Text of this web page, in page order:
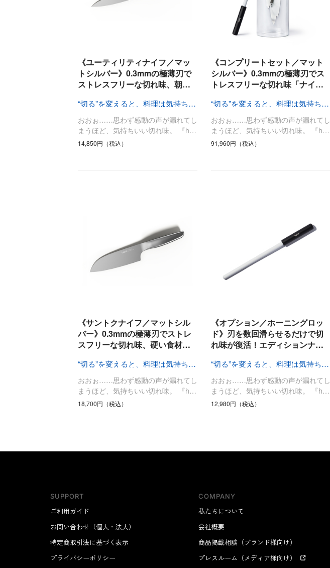
《ユーティリティナイフ／マッ
トシルバー》0.3mmの極薄刃で
ストレスフリーな切れ味、朝…
“切る”を変えると、料理は気持ちいい
おおぉ……思わず感動の声が漏れてし
まうほど、気持ちいい切れ味。 『h…
14,850円（税込）
《コンプリートセット／マット
シルバー》0.3mmの極薄刃でス
トレスフリーな切れ味「ナイ…
“切る”を変えると、料理は気持ちいい
おおぉ……思わず感動の声が漏れてし
まうほど、気持ちいい切れ味。 『h…
91,960円（税込）
《サントクナイフ／マットシル
バー》0.3mmの極薄刃でストレ
スフリーな切れ味、硬い食材…
“切る”を変えると、料理は気持ちいい
おおぉ……思わず感動の声が漏れてし
まうほど、気持ちいい切れ味。 『h…
18,700円（税込）
《オプション／ホーニングロッ
ド》刃を数回滑らせるだけで切
れ味が復活！エディションナ…
“切る”を変えると、料理は気持ちいい
おおぉ……思わず感動の声が漏れてし
まうほど、気持ちいい切れ味。 『h…
12,980円（税込）
SUPPORT
ご利用ガイド
お問い合わせ（個人・法人）
特定商取引法に基づく表示
プライバシーポリシー
COMPANY
私たちについて
会社概要
商品掲載相談（ブランド様向け）
プレスルーム（メディア様向け）